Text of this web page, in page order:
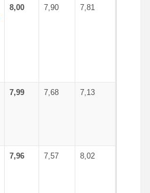
8,00 7,90 7,81
7,99 7,68 7,13
7,96 7,57 8,02